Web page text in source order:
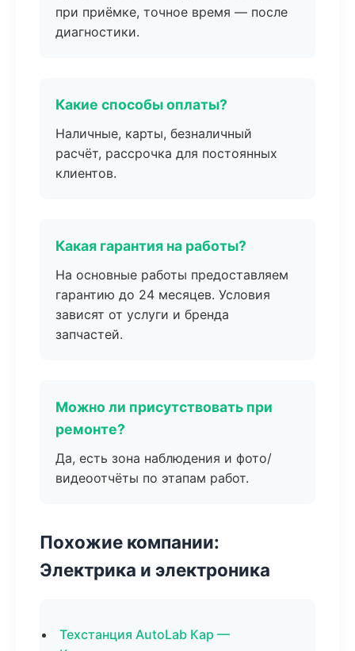
при приёмке, точное время — после
диагностики.
Какие способы оплаты?
Наличные, карты, безналичный
расчёт, рассрочка для постоянных
клиентов.
Какая гарантия на работы?
На основные работы предоставляем
гарантию до 24 месяцев. Условия
зависят от услуги и бренда
запчастей.
Можно ли присутствовать при
ремонте?
Да, есть зона наблюдения и фото/
видеоотчёты по этапам работ.
Похожие компании:
Электрика и электроника
Техстанция AutoLab Кар —